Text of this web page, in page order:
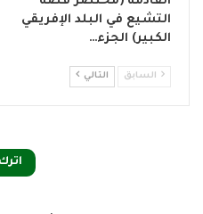
التشيع في البلد الإفريقي
الكبير) الجزء…
السابق التالي